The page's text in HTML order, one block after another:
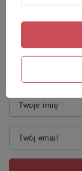
Twoje imię
Twój email